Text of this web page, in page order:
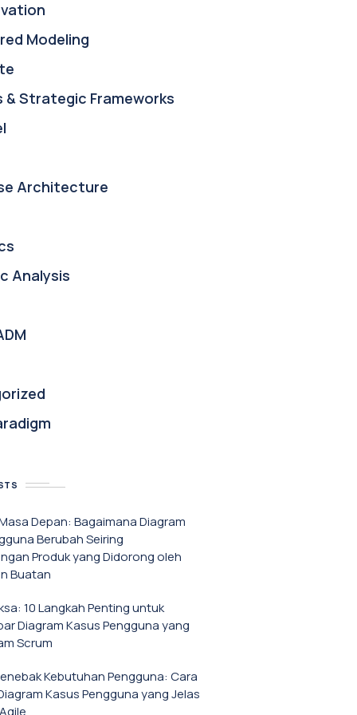
Modeling
& Strategic Frameworks
Architecture
Analysis
Depan: Bagaimana Diagram
Berubah Seiring
Produk yang Didorong oleh
Buatan
10 Langkah Penting untuk
Diagram Kasus Pengguna yang
Scrum
Kebutuhan Pengguna: Cara
Kasus Pengguna yang Jelas